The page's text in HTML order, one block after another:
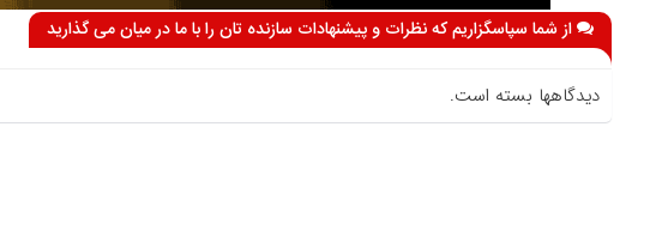
از شما سپاسگزاریم که نظرات و پیشنهادات سازنده تان را با ما در میان می گذارید
دیدگاهها بسته است.